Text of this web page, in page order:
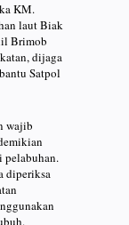
KM.
laut Biak
Brimob
dijaga
Satpol
wajib
diperiksa